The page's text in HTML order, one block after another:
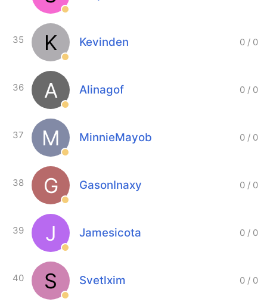
35 K Kevinden 0 / 0
36 A Alinagof 0 / 0
37 M MinnieMayob 0 / 0
38 G GasonInaxy 0 / 0
39 J Jamesicota 0 / 0
40 S Svetlxim 0 / 0